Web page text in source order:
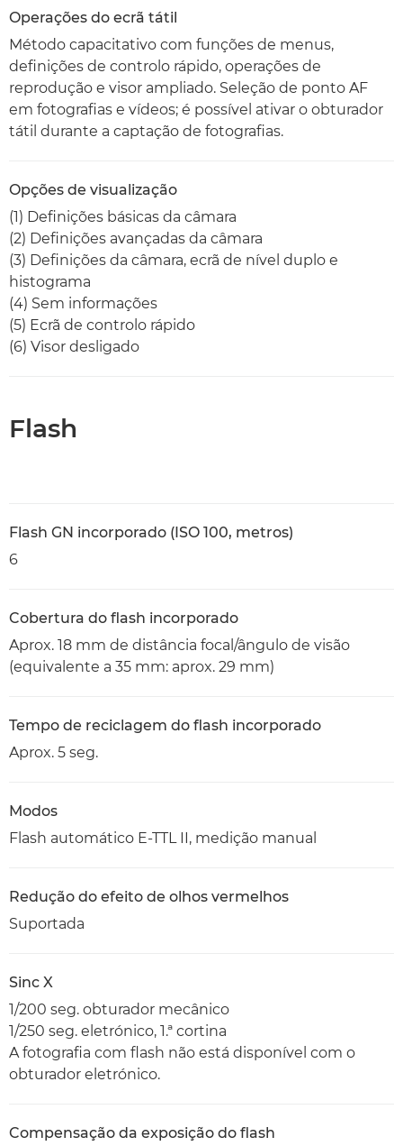
Operações do ecrã tátil
Método capacitativo com funções de menus,
definições de controlo rápido, operações de
reprodução e visor ampliado. Seleção de ponto AF
em fotografias e vídeos; é possível ativar o obturador
tátil durante a captação de fotografias.
Opções de visualização
(1) Definições básicas da câmara
(2) Definições avançadas da câmara
(3) Definições da câmara, ecrã de nível duplo e
histograma
(4) Sem informações
(5) Ecrã de controlo rápido
(6) Visor desligado
Flash
Flash GN incorporado (ISO 100, metros)
6
Cobertura do flash incorporado
Aprox. 18 mm de distância focal/ângulo de visão
(equivalente a 35 mm: aprox. 29 mm)
Tempo de reciclagem do flash incorporado
Aprox. 5 seg.
Modos
Flash automático E-TTL II, medição manual
Redução do efeito de olhos vermelhos
Suportada
Sinc X
1/200 seg. obturador mecânico
1/250 seg. eletrónico, 1.ª cortina
A fotografia com flash não está disponível com o
obturador eletrónico.
Compensação da exposição do flash